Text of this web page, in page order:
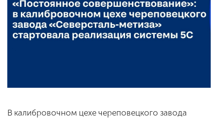
В калибровочном цехе череповецкого завода